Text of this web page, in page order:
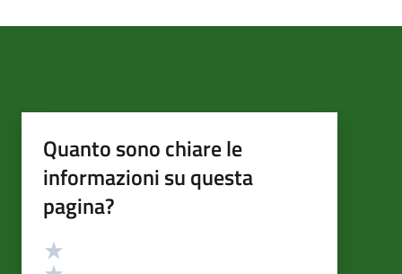
Quanto sono chiare le
informazioni su questa
pagina?
Valutazione